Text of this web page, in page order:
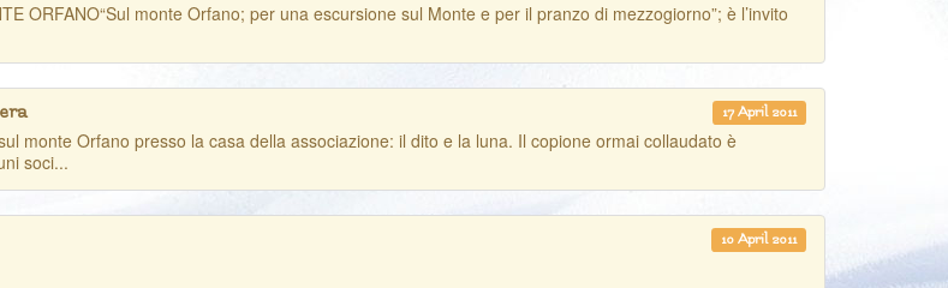
ORFANO“Sul monte Orfano; per una escursione sul Monte e per il pranzo di mezzogiorno”; è l’invito
17 April 2011
monte Orfano presso la casa della associazione: il dito e la luna. Il copione ormai collaudato è
soci...
10 April 2011